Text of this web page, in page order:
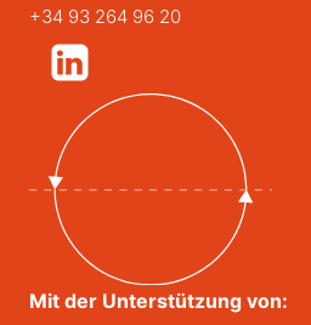
+34 93 264 96 20
Mit der Unterstützung von: